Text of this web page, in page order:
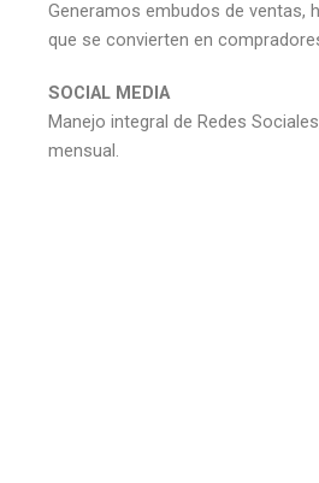
Generamos embudos de ventas,
que se convierten en
SOCIAL MEDIA
Manejo integral de Redes
mensual.